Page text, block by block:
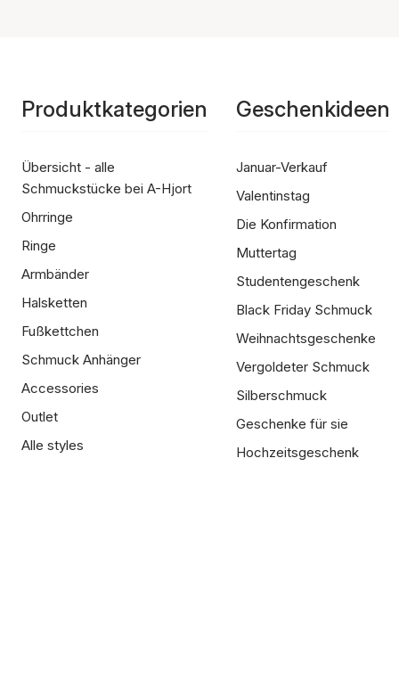
Produktkategorien
Übersicht - alle
Schmuckstücke bei A-Hjort
Ohrringe
Ringe
Armbänder
Halsketten
Fußkettchen
Schmuck Anhänger
Accessories
Outlet
Alle styles
Geschenkideen
Januar-Verkauf
Valentinstag
Die Konfirmation
Muttertag
Studentengeschenk
Black Friday Schmuck
Weihnachtsgeschenke
Vergoldeter Schmuck
Silberschmuck
Geschenke für sie
Hochzeitsgeschenk